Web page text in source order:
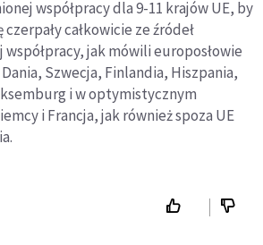
współpracy dla 9-11 krajów UE, by
całkowicie ze źródeł
jak mówili europosłowie
Szwecja, Finlandia, Hiszpania,
i w optymistycznym
i Francja, jak również spoza UE